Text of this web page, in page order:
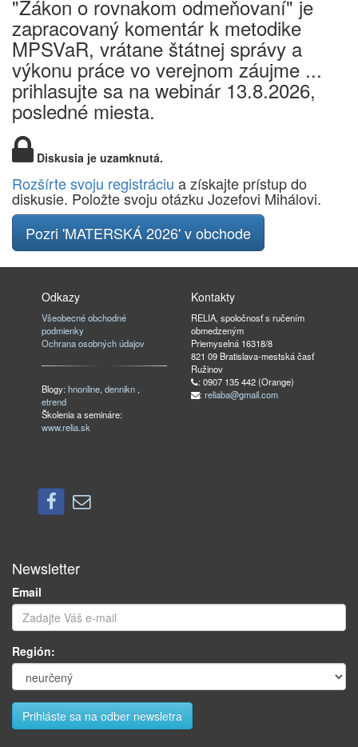
"Zákon o rovnakom odmeňovaní" je
zapracovaný komentár k metodike
MPSVaR, vrátane štátnej správy a
výkonu práce vo verejnom záujme ...
prihlasujte sa na webinár 13.8.2026,
posledné miesta.
Diskusia je uzamknutá.
Rozšírte svoju registráciu a získajte prístup do
diskusie. Položte svoju otázku Jozefovi Mihálovi.
Pozri 'MATERSKÁ 2026' v obchode
Odkazy
Všeobecné obchodné
podmienky
Ochrana osobných údajov
Blogy:hnonline,dennikn ,
etrend
Školenia a semináre:
www.relia.sk
Kontakty
RELIA, spoločnosť s ručením
obmedzeným
Priemyselná 16318/8
821 09 Bratislava-mestská časť
Ružinov
: 0907 135 442 (Orange)
: reliaba@gmail.com
Newsletter
Email
Región: